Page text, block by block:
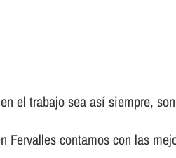
el trabajo sea así­ siempre,
Fervalles contamos con las